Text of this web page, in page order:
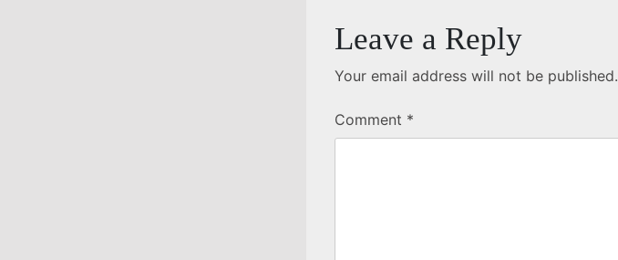
Leave a Reply
Your email address will not be published.
Comment *